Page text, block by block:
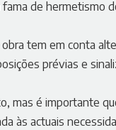
de hermetismo
tem em conta
prévias e
mas é importante
às actuais